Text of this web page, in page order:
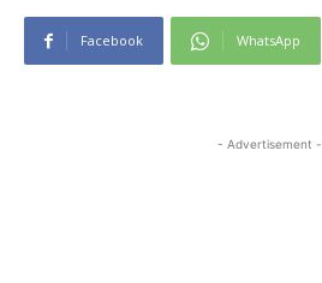
Facebook WhatsApp
- Advertisement -